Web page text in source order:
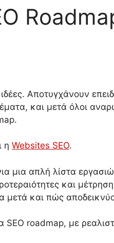
Αποτυγχάνουν
και μετά όλοι
η Websites SEO.
μια απλή λίστα
και
και πώς
roadmap, με